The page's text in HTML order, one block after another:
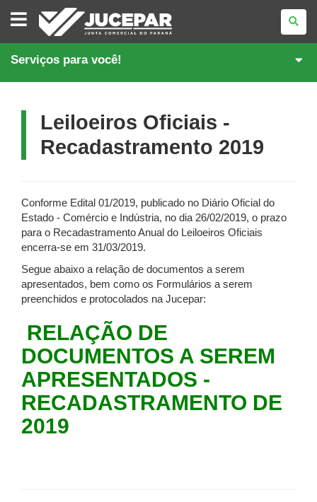
JUNTA
COMERCIAL
DO
PARANÁ
Serviços para você!
Leiloeiros Oficiais -
Recadastramento 2019
Conforme Edital 01/2019, publicado no Diário Oficial do
Estado - Comércio e Indústria, no dia 26/02/2019, o prazo
para o Recadastramento Anual do Leiloeiros Oficiais
encerra-se em 31/03/2019.
Segue abaixo a relação de documentos a serem
apresentados, bem como os Formulários a serem
preenchidos e protocolados na Jucepar:
RELAÇÃO DE
DOCUMENTOS A SEREM
APRESENTADOS -
RECADASTRAMENTO DE
2019